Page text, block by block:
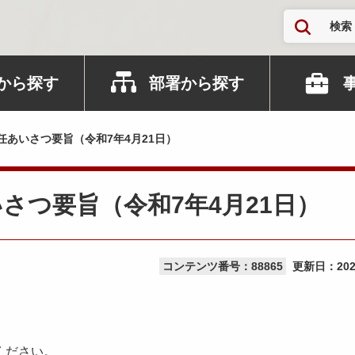
検索
ら探す 部署から探す
いさつ要旨（令和7年4月21日）
つ要旨（令和7年4月21日）
コンテンツ番号：88865 更新日：
さい。